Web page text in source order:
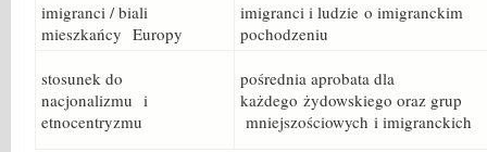
imigranci / biali
mieszkańcy Europy
imigranci i ludzie o imigranckim
pochodzeniu
stosunek do
nacjonalizmu i
etnocentryzmu
pośrednia aprobata dla
każdego żydowskiego oraz grup
mniejszościowych i imigranckich